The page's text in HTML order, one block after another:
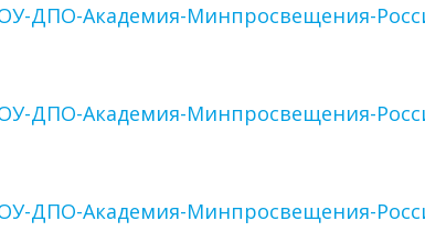
ДПО-Академия-Минпросвещения-
ДПО-Академия-Минпросвещения-
ДПО-Академия-Минпросвещения-